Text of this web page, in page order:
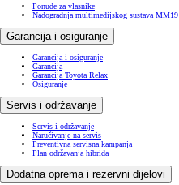
Ponude za vlasnike
Nadogradnja multimedijskog sustava MM19
Garancija i osiguranje
Garancija i osiguranje
Garancija
Garancija Toyota Relax
Osiguranje
Servis i održavanje
Servis i održavanje
Naručivanje na servis
Preventivna servisna kampanja
Plan održavanja hibrida
Dodatna oprema i rezervni dijelovi